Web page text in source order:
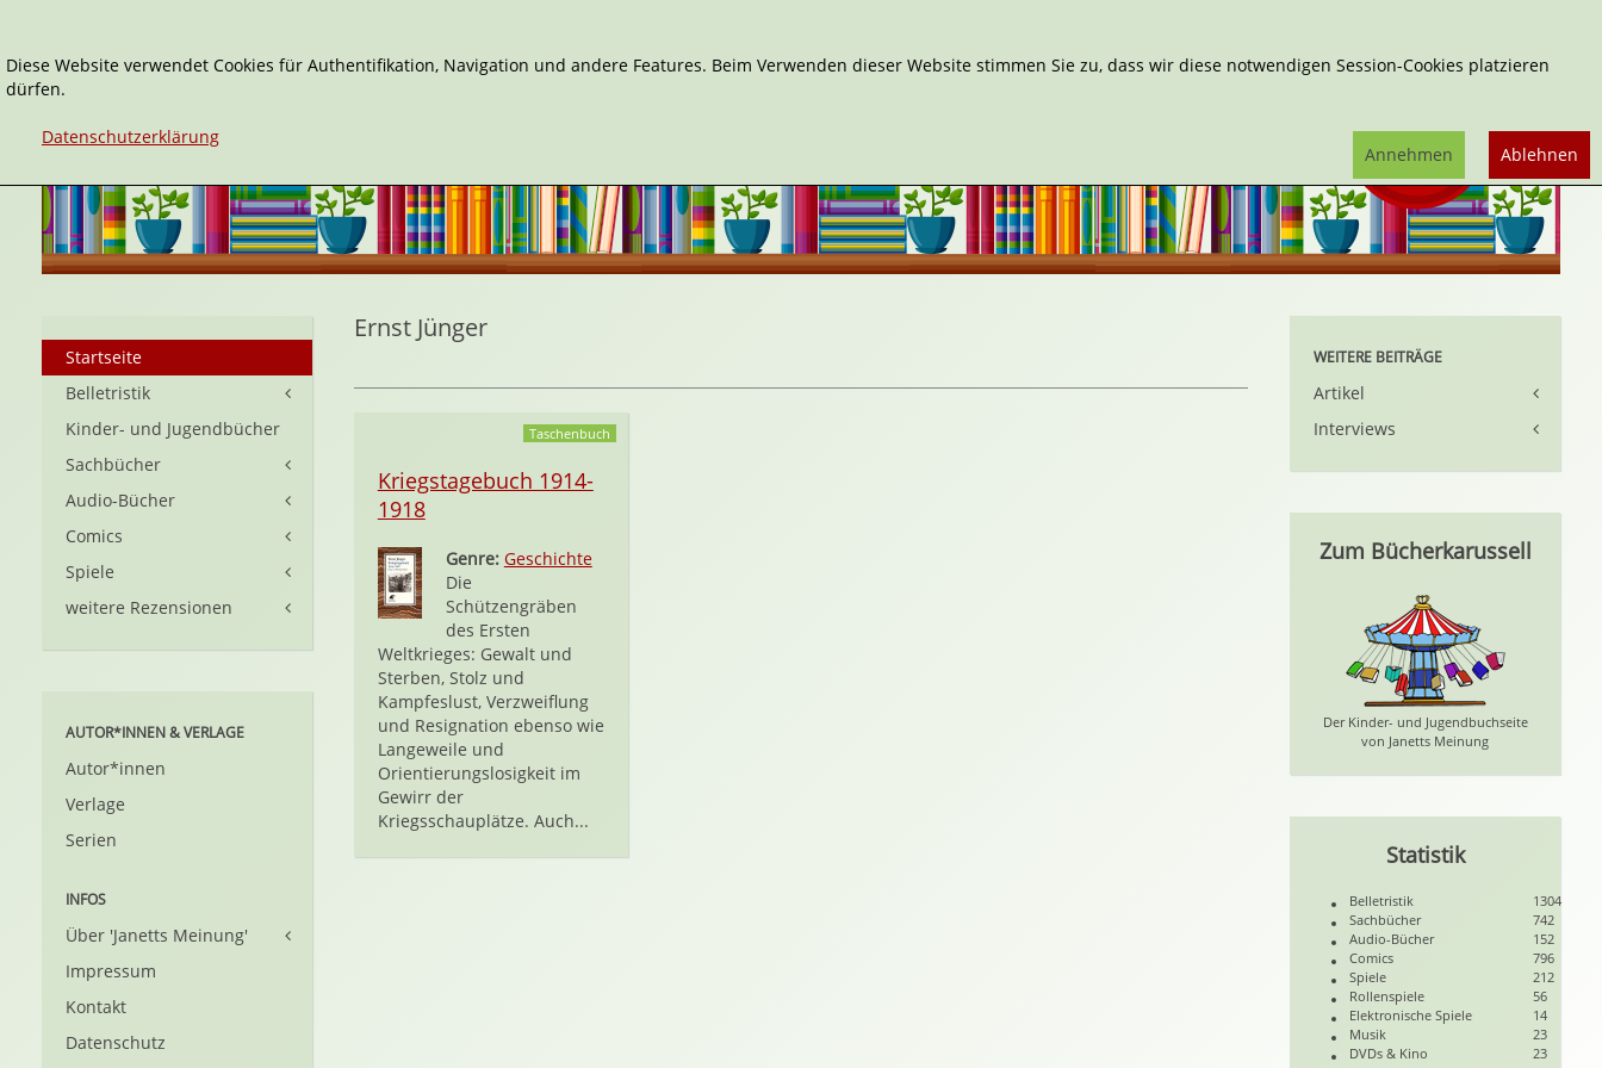
Ernst Jünger
Taschenbuch
Kriegstagebuch 1914-
1918
Genre: Geschichte
Die
Schützengräben
des Ersten
Weltkrieges: Gewalt und
Sterben, Stolz und
Kampfeslust, Verzweiflung
und Resignation ebenso wie
Langeweile und
Orientierungslosigkeit im
Gewirr der
Kriegsschauplätze. Auch...
Startseite
Belletristik
Kinder- und Jugendbücher
Sachbücher
Audio-Bücher
Comics
Spiele
weitere Rezensionen
AUTOR*INNEN & VERLAGE
Autor*innen
Verlage
Serien
INFOS
Über 'Janetts Meinung'
Impressum
Kontakt
Datenschutz
WEITERE BEITRÄGE
Artikel
Interviews
Zum Bücherkarussell
Der Kinder- und Jugendbuchseite
von Janetts Meinung
Statistik
Belletristik
1304
Sachbücher
742
Audio-Bücher
152
Comics
796
Spiele
212
Rollenspiele
56
Elektronische Spiele
14
Musik
23
DVDs & Kino
23
Diese Website verwendet Cookies für Authentifikation, Navigation und andere Features. Beim Verwenden dieser Website stimmen Sie zu, dass wir diese notwendigen Session-Cookies platzieren
dürfen.
Datenschutzerklärung
Ablehnen
Annehmen